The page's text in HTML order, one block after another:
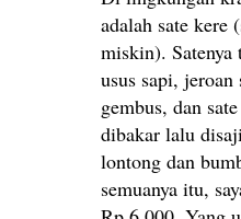
adalah sate kere
miskin).
usus sapi,
gembus, dan
dibakar lalu
lontong dan
semuanya itu,